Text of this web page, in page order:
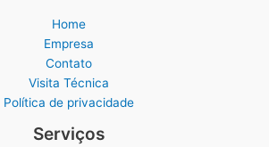
Home
Empresa
Contato
Visita Técnica
Política de privacidade
Serviços